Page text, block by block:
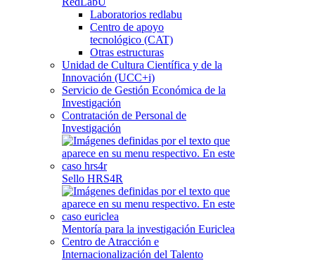
Laboratorios redlabu
Centro de apoyo
tecnológico (CAT)
Otras estructuras
Unidad de Cultura Científica y de la
Innovación (UCC+i)
Servicio de Gestión Económica de la
Investigación
Contratación de Personal de
Investigación
Sello HRS4R
Mentoría para la investigación Euriclea
Centro de Atracción e
Internacionalización del Talento